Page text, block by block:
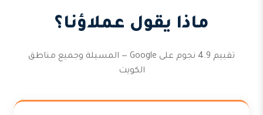
ماذا يقول عملاؤنا؟
تقييم 4.9 نجوم على Google — المسيلة وجميع مناطق
الكويت